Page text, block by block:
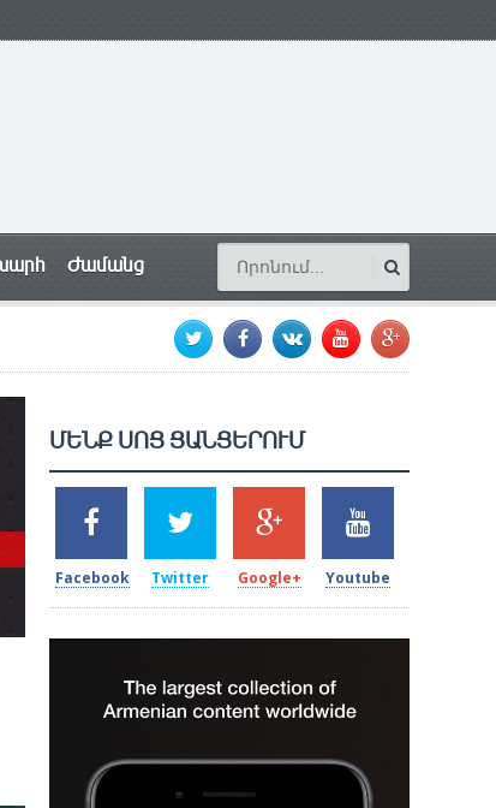
Ժամանց
ՄԵՆՔ ՍՈՑ ՑԱՆՑԵՐՈՒՄ
2k
SHARES
Facebook
1.5k
TWEETS
Twitter
203
SHARES
Google+
620
SHARES
Youtube